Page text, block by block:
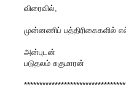
விரைவில்,
முன்னணிப் பத்திரிகைகளில்
அன்புடன்
படுதலம் சுகுமாரன்